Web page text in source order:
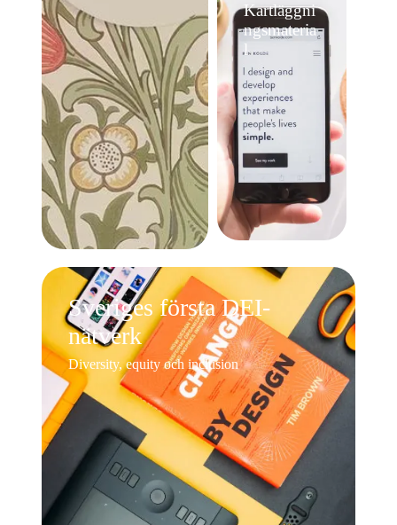
Kartläggni
ngsmateria
l
Sveriges första DEI-
nätverk
Diversity, equity och inclusion